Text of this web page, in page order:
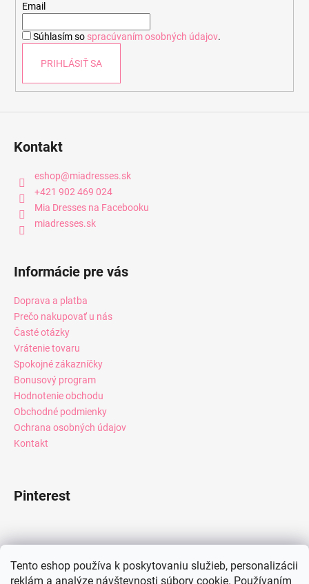
Tento eshop používa k poskytovaniu služieb, personalizácii
reklám a analýze návštevnosti súbory cookie. Používaním
Email
Súhlasím so spracúvaním osobných údajov.
PRIHLÁSIŤ SA
Kontakt
eshop@miadresses.sk
+421 902 469 024
Mia Dresses na Facebooku
miadresses.sk
Informácie pre vás
Doprava a platba
Prečo nakupovať u nás
Časté otázky
Vrátenie tovaru
Spokojné zákazníčky
Bonusový program
Hodnotenie obchodu
Obchodné podmienky
Ochrana osobných údajov
Kontakt
Pinterest